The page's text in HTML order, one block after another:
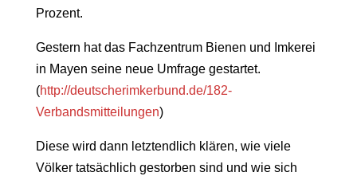
Prozent.
Gestern hat das Fachzentrum Bienen und Imkerei
in Mayen seine neue Umfrage gestartet.
(http://deutscherimkerbund.de/182-
Verbandsmitteilungen)
Diese wird dann letztendlich klären, wie viele
Völker tatsächlich gestorben sind und wie sich